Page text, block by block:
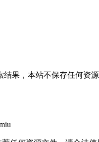
果，本站不保存任何资